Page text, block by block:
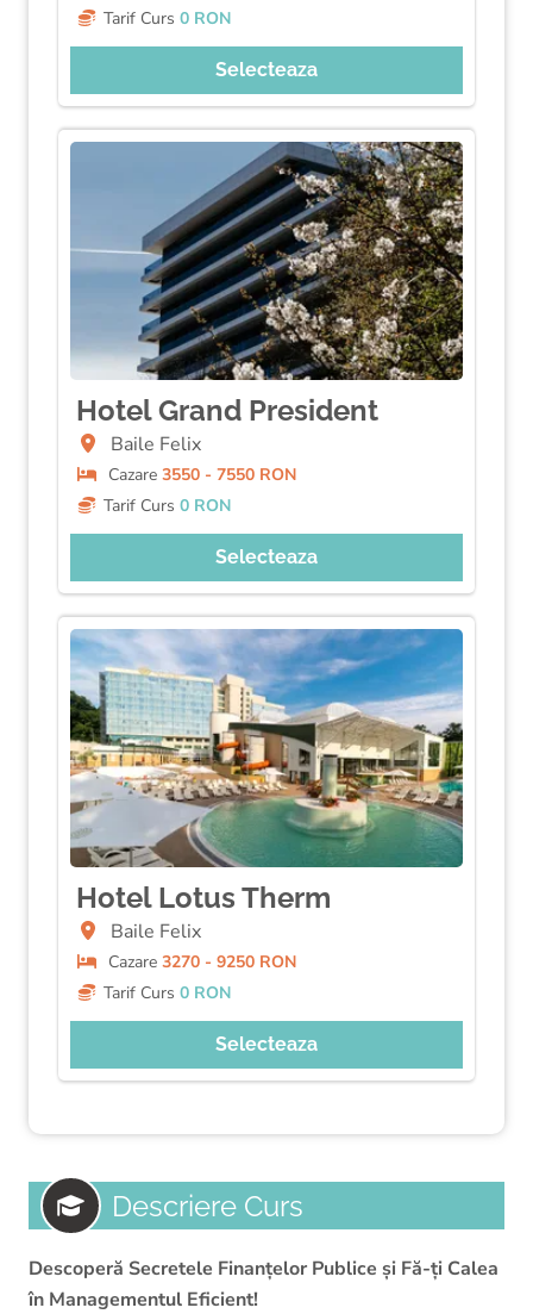
Tarif Curs 0 RON
Selecteaza
Hotel Grand President
Baile Felix
Cazare 3550 - 7550 RON
Tarif Curs 0 RON
Selecteaza
Hotel Lotus Therm
Baile Felix
Cazare 3270 - 9250 RON
Tarif Curs 0 RON
Selecteaza
Descriere Curs
Descoperă Secretele Finanțelor Publice și Fă-ți Calea
în Managementul Eficient!